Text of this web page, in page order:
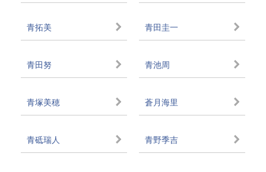
青拓美 青田圭一
青田努 青池周
青塚美穂 蒼月海里
青砥瑞人 青野季吉